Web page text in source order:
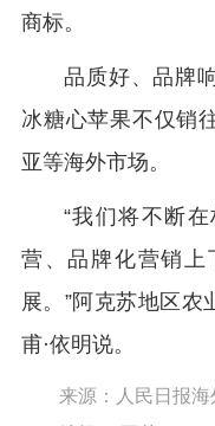
商标。
品质好、品牌
冰糖心苹果不仅销
亚等海外市场。
“我们将不断
营、品牌化营销上
展。”阿克苏地区
甫·依明说。
来源：人民日报海